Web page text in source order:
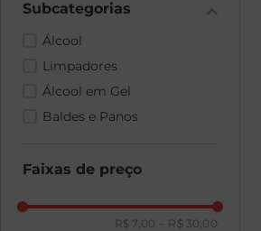
Álcool
Limpadores
Álcool em Gel
Baldes e Panos
Faixas de preço
R$ 7,00 R$ 30,00